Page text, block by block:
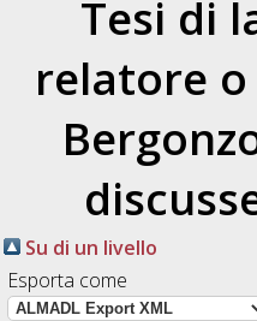
Tesi di
relatore
Su di un livello
Esporta come